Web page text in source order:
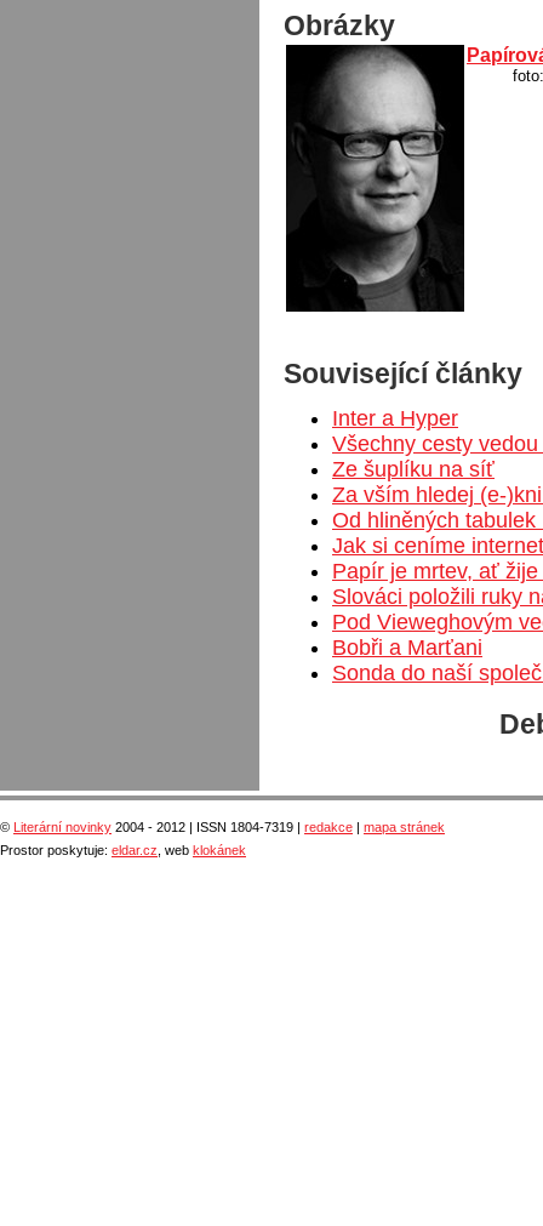
Obrázky
Související články
Inter a Hyper
Všechny cesty
Ze šuplíku na síť
Za vším hledej (e-
Od hliněných tabulek
Jak si ceníme
Papír je mrtev, ať
Slováci položili ruky
Pod Vieweghovým
Bobři a Marťani
Sonda do naší
© Literární novinky 2004 - 2012 | ISSN 1804-7319 | redakce
mapa stránek
Prostor poskytuje: eldar.cz , web klokánek